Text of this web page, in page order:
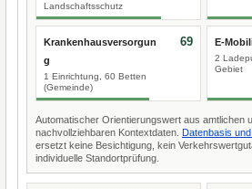
Landschaftsschutz
Krankenhausversorgun
g
1 Einrichtung, 60 Betten
(Gemeinde)
69 E-
2
Gebiet
Automatischer Orientierungswert aus amtlichen
nachvollziehbaren Kontextdaten. Datenbasis
ersetzt keine Besichtigung, kein
individuelle Standortprüfung.